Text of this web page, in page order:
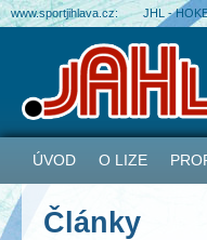
www.sportjihlava.cz: JHL -
ÚVOD O LIZE
Články